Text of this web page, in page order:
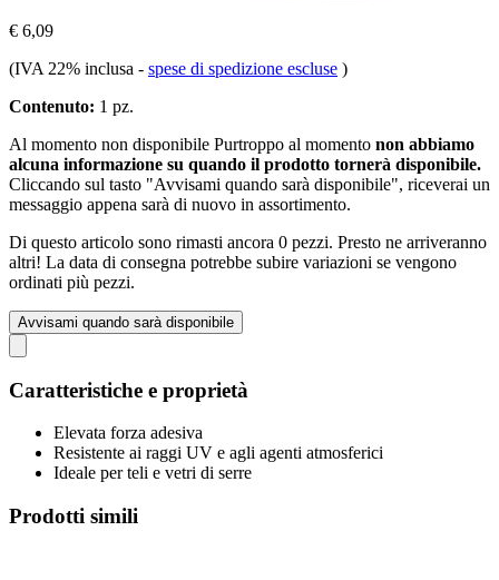
€ 6,09
(IVA 22% inclusa - spese di spedizione escluse )
Contenuto: 1 pz.
Al momento non disponibile Purtroppo al momento non abbiamo
alcuna informazione su quando il prodotto tornerà disponibile.
Cliccando sul tasto "Avvisami quando sarà disponibile", riceverai un
messaggio appena sarà di nuovo in assortimento.
Di questo articolo sono rimasti ancora 0 pezzi. Presto ne arriveranno
altri! La data di consegna potrebbe subire variazioni se vengono
ordinati più pezzi.
Avvisami quando sarà disponibile
Caratteristiche e proprietà
Elevata forza adesiva
Resistente ai raggi UV e agli agenti atmosferici
Ideale per teli e vetri di serre
Prodotti simili